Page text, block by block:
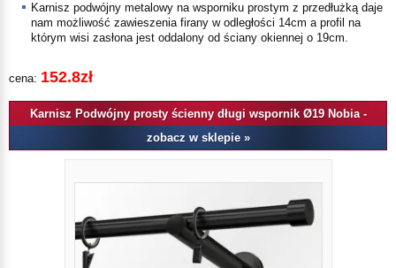
Karnisz podwójny metalowy na wsporniku prostym z przedłużką daje
nam możliwość zawieszenia firany w odległości 14cm a profil na
którym wisi zasłona jest oddalony od ściany okiennej o 19cm.
cena: 152.8zł
Karnisz Podwójny prosty ścienny długi wspornik Ø19 Nobia -
zobacz w sklepie »